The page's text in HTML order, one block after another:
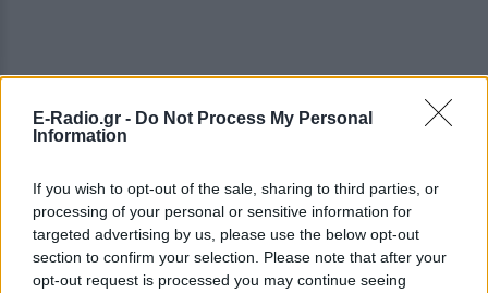
E-Radio.gr - Do Not Process My Personal
Information
If you wish to opt-out of the sale, sharing to third parties, or
processing of your personal or sensitive information for
targeted advertising by us, please use the below opt-out
section to confirm your selection. Please note that after your
opt-out request is processed you may continue seeing
Το τηλέφωνο δεν χτυπάει για προτάσεις, και μέσα
σε όλα η αστυνομία κάνει έφοδο στο σπίτι της και
εμπορία ναρκωτικών.